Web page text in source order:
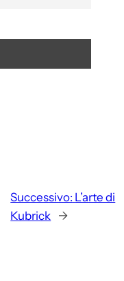
Successivo: L’arte di
Kubrick →